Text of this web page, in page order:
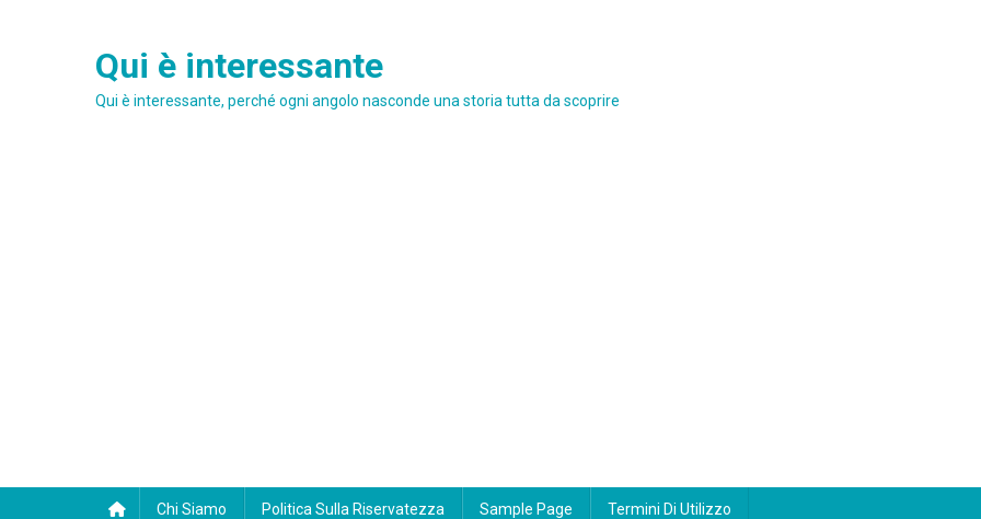
Qui è interessante
Qui è interessante, perché ogni angolo nasconde una storia tutta da scoprire
Chi Siamo Politica Sulla Riservatezza Sample Page Termini Di Utilizzo